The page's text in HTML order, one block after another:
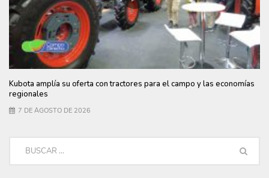
Kubota amplía su oferta con tractores para el campo y las economías
regionales
7 DE AGOSTO DE 2026